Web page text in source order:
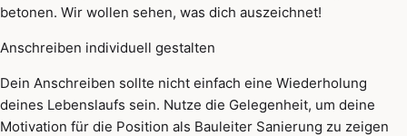
betonen. Wir wollen sehen, was dich auszeichnet!
Anschreiben individuell gestalten
Dein Anschreiben sollte nicht einfach eine Wiederholung
deines Lebenslaufs sein. Nutze die Gelegenheit, um deine
Motivation für die Position als Bauleiter Sanierung zu zeigen